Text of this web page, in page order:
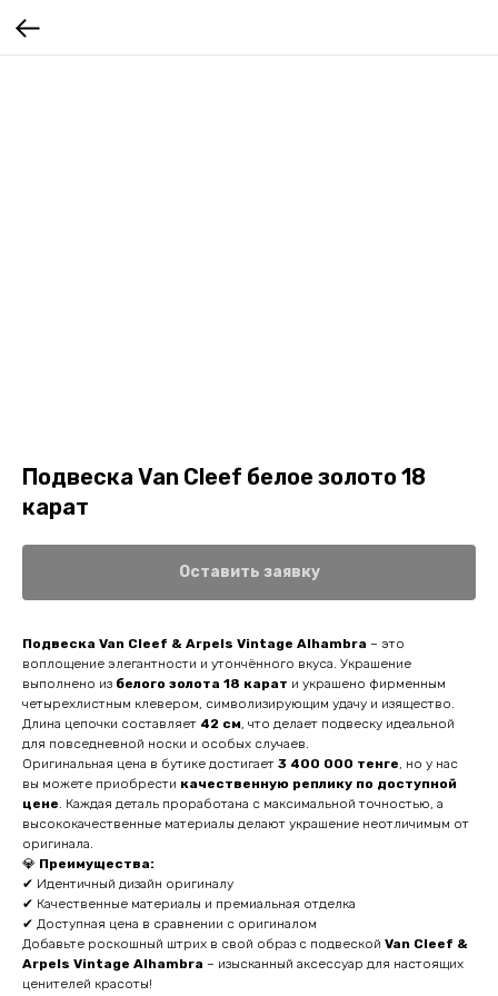
Подвеска Van Cleef белое золото 18
карат
Оставить заявку
Подвеска Van Cleef & Arpels Vintage Alhambra – это
воплощение элегантности и утончённого вкуса. Украшение
выполнено из белого золота 18 карат и украшено фирменным
четырехлистным клевером, символизирующим удачу и изящество.
Длина цепочки составляет 42 см, что делает подвеску идеальной
для повседневной носки и особых случаев.
Оригинальная цена в бутике достигает 3 400 000 тенге, но у нас
вы можете приобрести качественную реплику по доступной
цене. Каждая деталь проработана с максимальной точностью, а
высококачественные материалы делают украшение неотличимым от
оригинала.
💎 Преимущества:
✔ Идентичный дизайн оригиналу
✔ Качественные материалы и премиальная отделка
✔ Доступная цена в сравнении с оригиналом
Добавьте роскошный штрих в свой образ с подвеской Van Cleef &
Arpels Vintage Alhambra – изысканный аксессуар для настоящих
ценителей красоты!